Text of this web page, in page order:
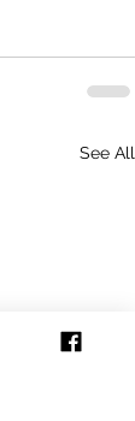
See All